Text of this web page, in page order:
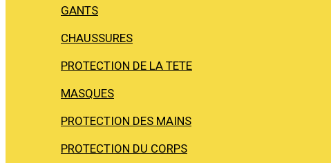
GANTS
CHAUSSURES
PROTECTION DE LA TETE
MASQUES
PROTECTION DES MAINS
PROTECTION DU CORPS